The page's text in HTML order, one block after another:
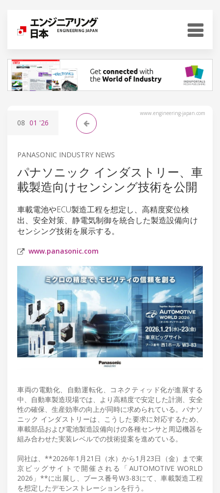
www.engineering-japan.com
08 01 '26
PANASONIC INDUSTRY NEWS
パナソニック インダストリー、車
載製造向けセンシング技術を公開
車載電池やECU製造工程を想定し、高精度変位検
出、安全対策、静電気制御を統合した製造設備向け
センシング技術を展示する。
www.panasonic.com
車両の電動化、自動運転化、コネクティッド化が進展する
中、自動車製造現場では、より高精度で安定した計測、安全
性の確保、生産効率の向上が同時に求められている。パナソ
ニック インダストリーは、こうした要求に対応するため、
車載部品および電池製造設備向けの各種センサと周辺機器を
組み合わせた実装レベルでの技術提案を進めている。
同社は、**2026年1月21日（水）から1月23日（金）まで東
京ビッグサイトで開催される「AUTOMOTIVE WORLD
2026」**に出展し、ブース番号W3-83にて、車載製造工程
を想定したデモンストレーションを行う。